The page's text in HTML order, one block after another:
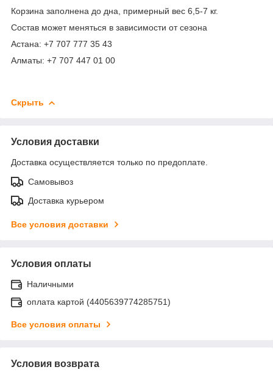
Корзина заполнена до дна, примерный вес 6,5-7 кг.
Состав может меняться в зависимости от сезона
Астана: +7 707 777 35 43
Алматы: +7 707 447 01 00
Скрыть
Условия доставки
Доставка осуществляется только по предоплате.
Самовывоз
Доставка курьером
Все условия доставки
Условия оплаты
Наличными
оплата картой (4405639774285751)
Все условия оплаты
Условия возврата